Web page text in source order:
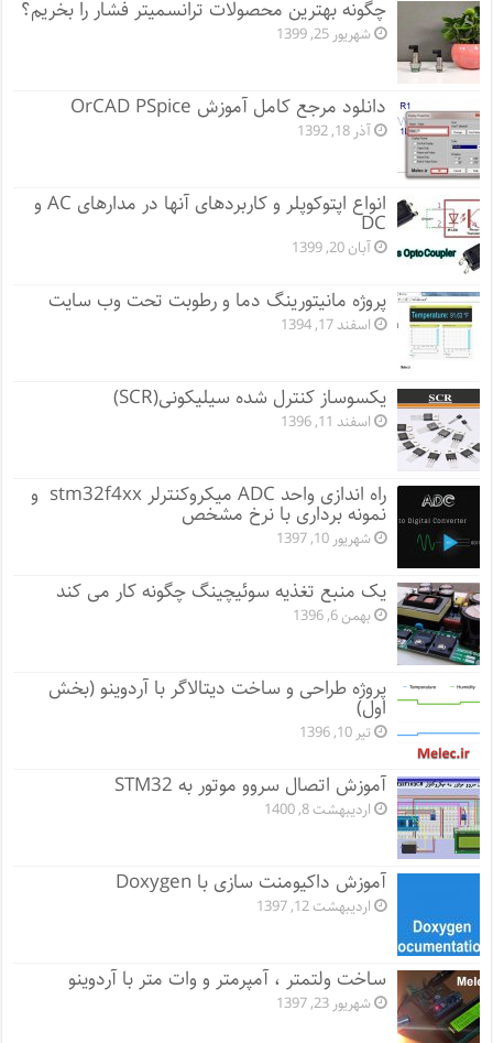
چگونه بهترین محصولات ترانسمیتر فشار را بخریم؟
شهریور 25, 1399
دانلود مرجع کامل آموزش OrCAD PSpice
آذر 18, 1392
انواع اپتوکوپلر و کاربردهای آنها در مدارهای AC و
DC
آبان 20, 1399
پروژه مانيتورينگ دما و رطوبت تحت وب سایت
اسفند 17, 1394
یکسوساز کنترل شده سیلیکونی(SCR)
اسفند 11, 1396
راه اندازی واحد ADC میکروکنترلر stm32f4xx و
نمونه برداری با نرخ مشخص
شهریور 10, 1397
یک منبع تغذیه سوئیچینگ چگونه کار می کند
بهمن 6, 1396
پروژه طراحی و ساخت دیتالاگر با آردوینو (بخش
اول)
تیر 10, 1396
آموزش اتصال سروو موتور به STM32
اردیبهشت 8, 1400
آموزش داکیومنت سازی با Doxygen
اردیبهشت 12, 1397
ساخت ولتمتر ، آمپرمتر و وات متر با آردوینو
شهریور 23, 1397